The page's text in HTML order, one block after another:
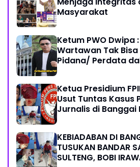
Masyarakat
Ketum PWO Dwipa
Wartawan Tak Bisa
Pidana/ Perdata
Ketua Presidium
Usut Tuntas Kasus
Jurnalis di Banggai
KEBIADABAN DI
TUSUKAN BANDAR
SULTENG, BOBI